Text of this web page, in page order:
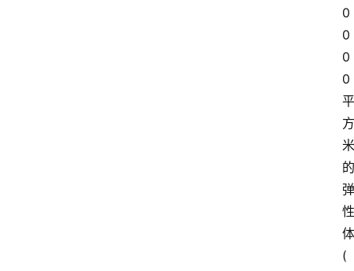
0
0
0
0
平
方
米
的
弹
性
体
(